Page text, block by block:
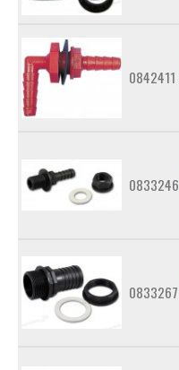
0842411
0833246
0833267